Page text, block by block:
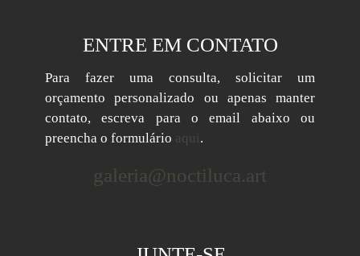
ENTRE EM CONTATO
Para fazer uma consulta, solicitar um
orçamento personalizado ou apenas manter
contato, escreva para o email abaixo ou
preencha o formulário aqui.
galeria@noctiluca.art